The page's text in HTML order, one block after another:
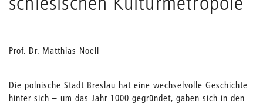
Webseite
der
Prof. Dr. Matthias Noell
Die polnische Stadt Breslau hat eine wechselvolle Geschichte
hinter sich – um das Jahr 1000 gegründet, gaben sich in den